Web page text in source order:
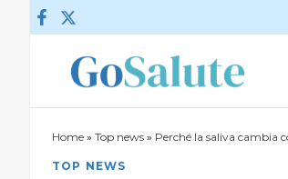
Vai al contenuto
Home » Top news » Perché la saliva cambia
TOP NEWS